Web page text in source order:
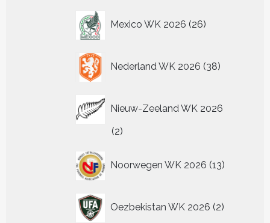
Mexico WK 2026 26
producten
Nederland WK 2026 38
producten
Nieuw-Zeeland WK 2026
22
Noorwegen WK 2026 13
producten
Oezbekistan WK 2026 2
producten